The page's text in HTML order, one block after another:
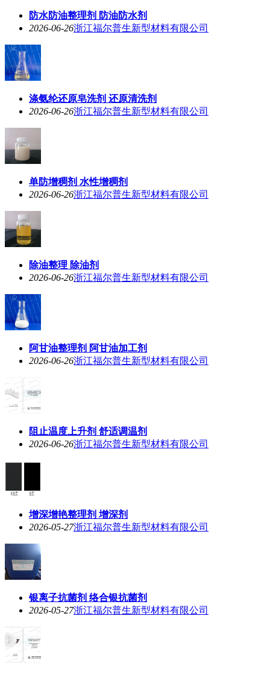
防水防油整理剂 防油防水剂
2026-06-26浙江福尔普生新型材料有限公司
涤氨纶还原皂洗剂 还原清洗剂
2026-06-26浙江福尔普生新型材料有限公司
单防增稠剂 水性增稠剂
2026-06-26浙江福尔普生新型材料有限公司
除油整理 除油剂
2026-06-26浙江福尔普生新型材料有限公司
阿甘油整理剂 阿甘油加工剂
2026-06-26浙江福尔普生新型材料有限公司
阻止温度上升剂 舒适调温剂
2026-06-26浙江福尔普生新型材料有限公司
增深增艳整理剂 增深剂
2026-05-27浙江福尔普生新型材料有限公司
银离子抗菌剂 络合银抗菌剂
2026-05-27浙江福尔普生新型材料有限公司